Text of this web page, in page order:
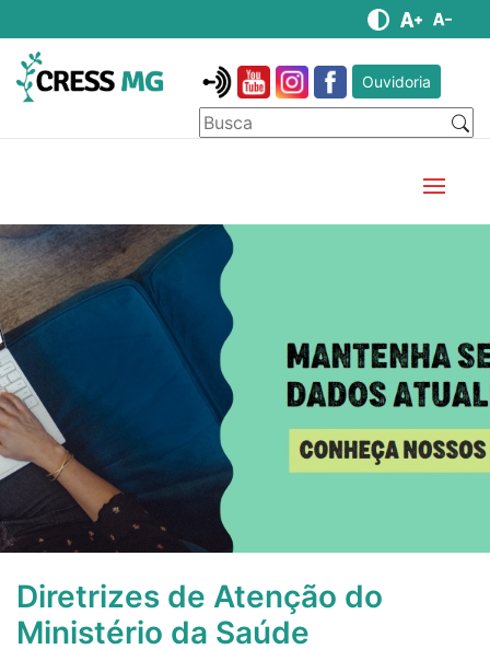
Ouvidoria
Diretrizes de Atenção do
Ministério da Saúde